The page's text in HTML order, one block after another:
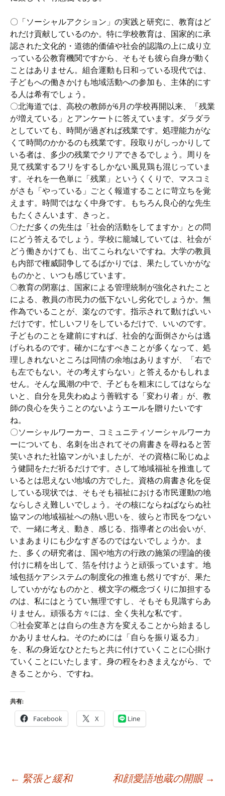
〇「ソーシャルアクション」の実践と研究に、教育はど
れだけ貢献しているのか。特に学校教育は、国家的に承
認された文化的・道徳的価値や社会的認識の上に成り立
っている公教育機関ですから、そもそも彼ら自身が動く
ことはありません。組合運動も日和っている現代では、
子どもへの働きかけも地域活動への参加も、主体的にす
る人は希有でしょう。
〇北海道では、高校の教師が6月の学校再開以来、「残業
が増えている」とアンケートに答えています。ダラダラ
としていても、時間が過ぎれば残業です。処理能力がな
くて時間のかかるのも残業です。段取りがしっかりして
いる者は、多少の残業でクリアできるでしょう。周りを
見て残業するフリをするしかない風見鶏も混じっていま
す。それを一色単に「残業」というくくりで、マスコミ
がさも「やっている」ごとく報道することに苛立ちを覚
えます。時間ではなく中身です。もちろん良心的な先生
もたくさんいます、きっと。
〇ただ多くの先生は「社会的活動をしてますか」との問
にどう答えるでしょう。学校に籠城していては、社会が
どう働きかけても、出てこられないですね。大学の教員
も内部で権威闘争してるばかりでは、果たしていかがな
ものかと、いつも感じています。
〇教育の閉塞は、国家による管理統制が強化されたこと
による、教員の市民力の低下ないし劣化でしょうか。無
作為でいることが、楽なのです。指示されて動けばいい
だけです。忙しいフリをしているだけで、いいのです。
子どものことを建前にすれば、社会的な面倒さからは逃
げられるのです。確かになすべきことが多くなって、処
理しきれないところは同情の余地はありますが、「右で
も左でもない。その考えすらない」と答えるかもしれま
せん。そんな風潮の中で、子どもを粗末にしてはならな
いと、自分を見失わぬよう善戦する「変わり者」が、教
師の良心を失うことのないようエールを贈りたいです
ね。
〇ソーシャルワーカー、コミュニティソーシャルワーカ
ーについても、名刺を出されてその肩書きを尋ねると苦
笑いされた社協マンがいましたが、その資格に恥じぬよ
う健闘をただ祈るだけです。さして地域福祉を推進して
いるとは思えない地域の方でした。資格の肩書き化を促
している現状では、そもそも福祉における市民運動の地
ならしさえ難しいでしょう。その核にならねばならぬ社
協マンの地域福祉への熱い思いを、彼らと市民をつない
で、一緒に考え、動き、感じる、指導者との出会いが、
いまあまりにも少なすぎるのではないでしょうか。ま
た、多くの研究者は、国や地方の行政の施策の理論的後
付けに精を出して、箔を付けようと頑張っています。地
域包括ケアシステムの制度化の推進も然りですが、果た
していかがなものかと、横文字の概念づくりに加担する
のは、私にはとうてい無理ですし、そもそも見識すらあ
りません。頑張る方々には、全く失礼な私です。
〇社会変革とは自らの生き方を変えることから始まるし
かありませんね。そのためには「自らを振り返る力」
を、私の身近なひとたちと共に付けていくことに心掛け
ていくことにいたします。身の程をわきまえながら、で
きることから、ですね。
共有:
Facebook X Line
← 緊張と緩和 和顔愛語地蔵の開眼 →